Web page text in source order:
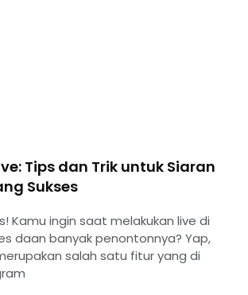
Tips dan Trik untuk Siaran
Sukses
Kamu ingin saat melakukan live di
daan banyak penontonnya? Yap,
salah satu fitur yang di